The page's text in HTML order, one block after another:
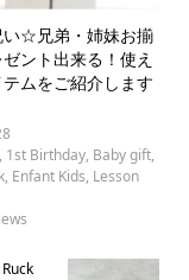
☆兄弟・姉妹お揃
ント出来る！使え
ムをご紹介します
, 1st Birthday, Baby gift,
, Enfant Kids, Lesson